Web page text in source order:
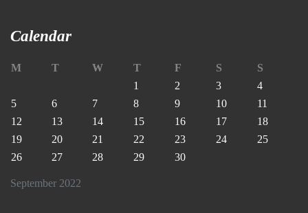
Calendar
September 2022
M T W T F S
S
1
2 3
4
5
6 7 8 9 10
11
12
13 14 15 16 17
18
19
20 21 22 23 24
25
26
27 28 29 30